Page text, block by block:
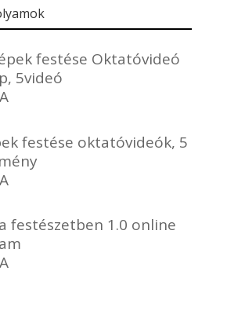
festése Oktatóvideó
5videó
festése oktatóvideók, 5
festészetben 1.0 online